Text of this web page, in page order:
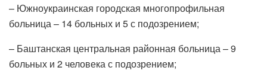
– Южноукраинская городская многопрофильная
больница – 14 больных и 5 с подозрением;
– Баштанская центральная районная больница – 9
больных и 2 человека с подозрением;